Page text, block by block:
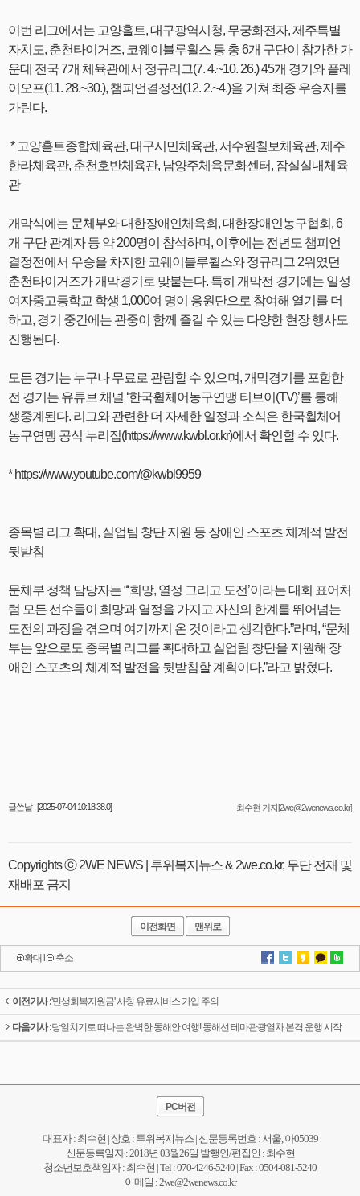
이번 리그에서는 고양홀트, 대구광역시청, 무궁화전자, 제주특별
자치도, 춘천타이거즈, 코웨이블루휠스 등 총 6개 구단이 참가한 가
운데 전국 7개 체육관에서 정규리그(7. 4.~10. 26.) 45개 경기와 플레
이오프(11. 28.~30.), 챔피언결정전(12. 2.~4.)을 거쳐 최종 우승자를
가린다.
* 고양홀트종합체육관, 대구시민체육관, 서수원칠보체육관, 제주
한라체육관, 춘천호반체육관, 남양주체육문화센터, 잠실실내체육
관
개막식에는 문체부와 대한장애인체육회, 대한장애인농구협회, 6
개 구단 관계자 등 약 200명이 참석하며, 이후에는 전년도 챔피언
결정전에서 우승을 차지한 코웨이블루휠스와 정규리그 2위였던
춘천타이거즈가 개막경기로 맞붙는다. 특히 개막전 경기에는 일성
여자중고등학교 학생 1,000여 명이 응원단으로 참여해 열기를 더
하고, 경기 중간에는 관중이 함께 즐길 수 있는 다양한 현장 행사도
진행된다.
모든 경기는 누구나 무료로 관람할 수 있으며, 개막경기를 포함한
전 경기는 유튜브 채널 ‘한국휠체어농구연맹 티브이(TV)’를 통해
생중계된다. 리그와 관련한 더 자세한 일정과 소식은 한국휠체어
농구연맹 공식 누리집(https://www.kwbl.or.kr)에서 확인할 수 있다.
* https://www.youtube.com/@kwbl9959
종목별 리그 확대, 실업팀 창단 지원 등 장애인 스포츠 체계적 발전
뒷받침
문체부 정책 담당자는 “‘희망, 열정 그리고 도전’이라는 대회 표어처
럼 모든 선수들이 희망과 열정을 가지고 자신의 한계를 뛰어넘는
도전의 과정을 겪으며 여기까지 온 것이라고 생각한다.”라며, “문체
부는 앞으로도 종목별 리그를 확대하고 실업팀 창단을 지원해 장
애인 스포츠의 체계적 발전을 뒷받침할 계획이다.”라고 밝혔다.
글쓴날 : [2025-07-04 10:18:38.0] 최수현 기자[2we@2wenews.co.kr]
Copyrights ⓒ 2WE NEWS | 투위복지뉴스 & 2we.co.kr, 무단 전재 및
재배포 금지
이전화면 맨위로
확대 축소
이전기사 :'민생회복지원금' 사칭 유료서비스 가입 주의
다음기사 :당일치기로 떠나는 완벽한 동해안 여행! 동해선 테마관광열차 본격 운행 시작
PC버전
대표자 : 최수현 | 상호 : 투위복지뉴스 | 신문등록번호 : 서울, 아05039
신문등록일자 : 2018년 03월26일 발행인/편집인 : 최수현
청소년보호책임자 : 최수현 | Tel : 070-4246-5240 | Fax : 0504-081-5240
이메일 : 2we@2wenews.co.kr